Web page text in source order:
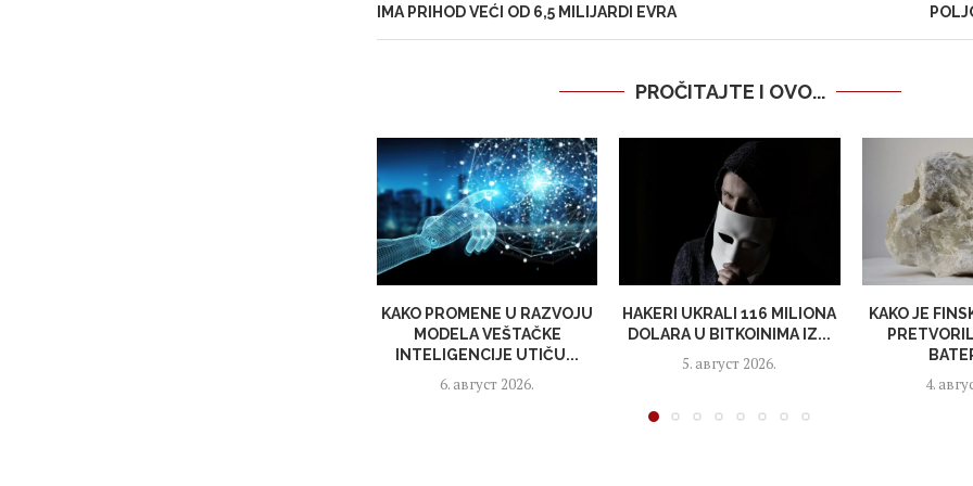
IMA PRIHOD VEĆI OD 6,5 MILIJARDI EVRA
PROČITAJTE I OVO...
KAKO PROMENE U RAZVOJU
MODELA VEŠTAČKE
INTELIGENCIJE UTIČU...
6. август 2026.
HAKERI UKRALI 116 MILIONA
DOLARA U BITKOINIMA IZ...
5. август 2026.
KAKO JE
4.